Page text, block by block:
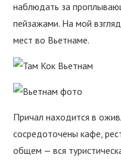
наблюдать за
пейзажами. На мой
мест во Вьетнаме.
Причал находится в
сосредоточены кафе,
общем — вся